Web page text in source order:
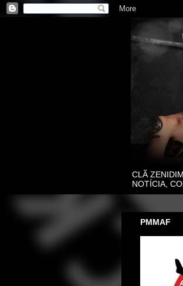
CLÃ
NOTÍCIA,
PMMAF